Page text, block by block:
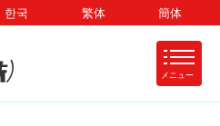
メニュー
한국 繁体 簡体